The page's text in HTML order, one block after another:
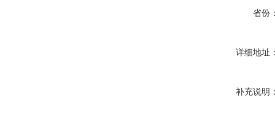
省份
详细地址
补充说明